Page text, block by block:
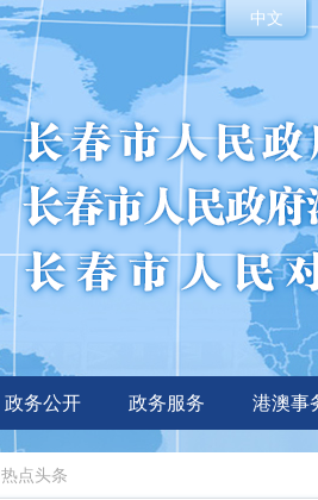
中文
政务公开 政务服务 港澳事
热点头条